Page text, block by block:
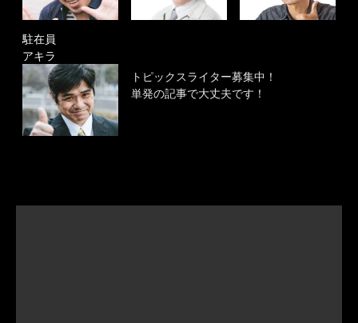
駐在員
アキラ
トピックスライター募集中！
単発の記事で大丈夫です！